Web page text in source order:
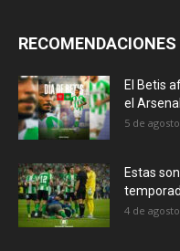
RECOMENDACIONES
El Betis
el Arsenal
5 de
Estas
4 de